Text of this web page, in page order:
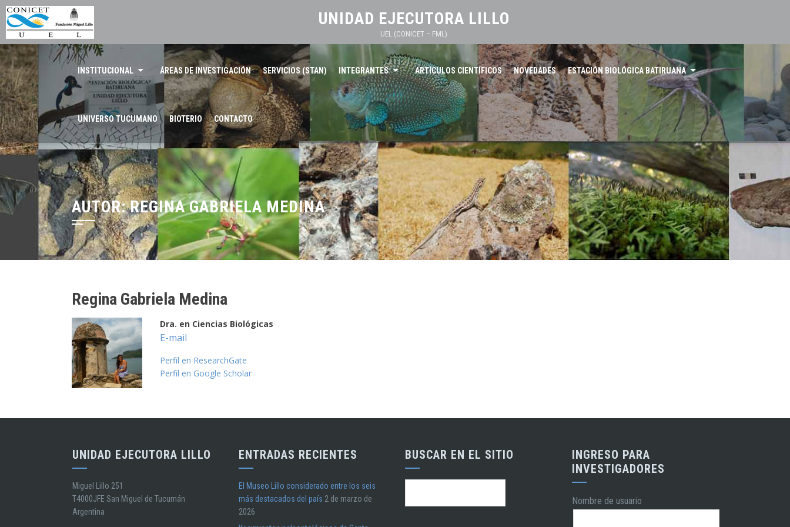
UNIDAD EJECUTORA LILLO
UEL (CONICET – FML)
INSTITUCIONAL ÁREAS DE INVESTIGACIÓN SERVICIOS (STAN) INTEGRANTES ARTÍCULOS CIENTÍFICOS NOVEDADES ESTACIÓN BIOLÓGICA BATIRUANA
UNIVERSO TUCUMANO BIOTERIO CONTACTO
AUTOR:REGINA GABRIELA MEDINA
Regina Gabriela Medina
Dra. en Ciencias Biológicas
E-mail
Perfil en ResearchGate
Perfil en Google Scholar
UNIDAD EJECUTORA LILLO
Miguel Lillo 251
T4000JFE San Miguel de Tucumán
Argentina
ENTRADAS RECIENTES
El Museo Lillo considerado entre los seis
más destacados del país 2 de marzo de
2026
BUSCAR EN EL SITIO
INGRESO PARA
INVESTIGADORES
Nombre de usuario